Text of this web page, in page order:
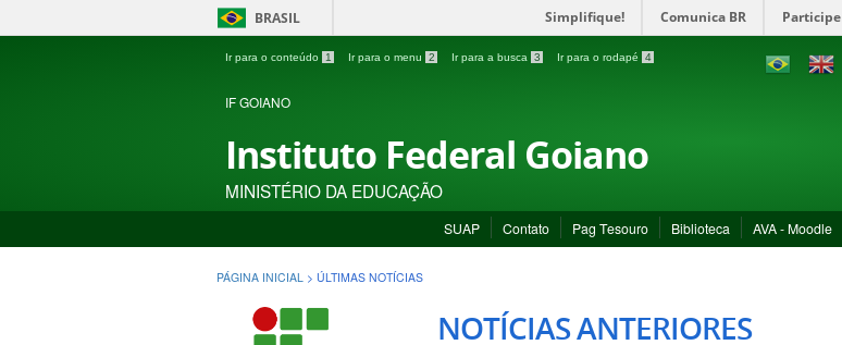
BRASIL Simplifique! Comunica BR Participe
Ir para o conteúdo 1 Ir para o menu 2 Ir para a busca 3 Ir para o rodapé 4
IF GOIANO
Instituto Federal Goiano
MINISTÉRIO DA EDUCAÇÃO
SUAP Contato Pag Tesouro Biblioteca AVA - Moodle
PÁGINA INICIAL > ÚLTIMAS NOTÍCIAS
NOTÍCIAS ANTERIORES